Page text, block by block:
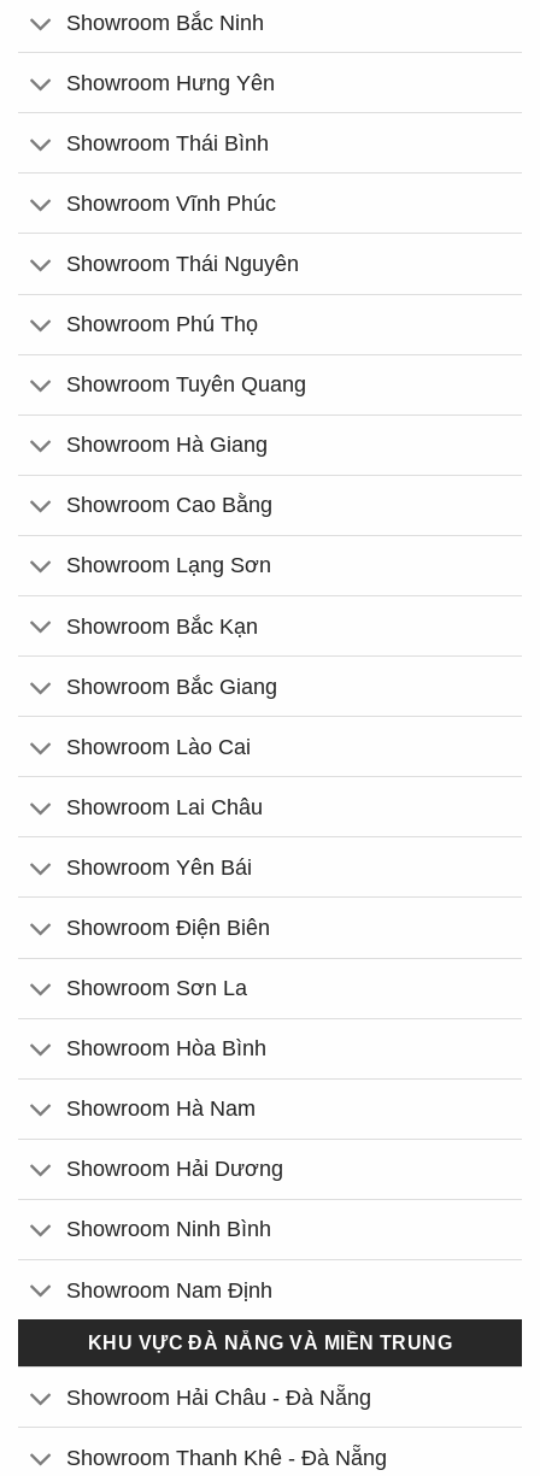
Showroom Bắc Ninh
Showroom Hưng Yên
Showroom Thái Bình
Showroom Vĩnh Phúc
Showroom Thái Nguyên
Showroom Phú Thọ
Showroom Tuyên Quang
Showroom Hà Giang
Showroom Cao Bằng
Showroom Lạng Sơn
Showroom Bắc Kạn
Showroom Bắc Giang
Showroom Lào Cai
Showroom Lai Châu
Showroom Yên Bái
Showroom Điện Biên
Showroom Sơn La
Showroom Hòa Bình
Showroom Hà Nam
Showroom Hải Dương
Showroom Ninh Bình
Showroom Nam Định
KHU VỰC ĐÀ NẴNG VÀ MIỀN TRUNG
Showroom Hải Châu - Đà Nẵng
Showroom Thanh Khê - Đà Nẵng